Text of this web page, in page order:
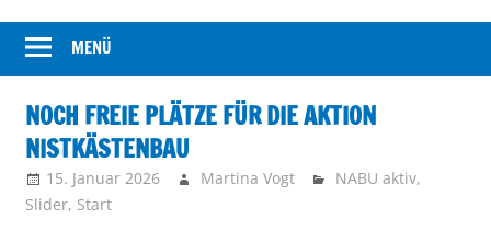
NABU
Gütersloh
Kreisverband
NABU
stellt
sich
vor
MENÜ
NOCH FREIE PLÄTZE FÜR DIE AKTION
NISTKÄSTENBAU
15. Januar 2026 Martina Vogt NABU aktiv,
Slider, Start